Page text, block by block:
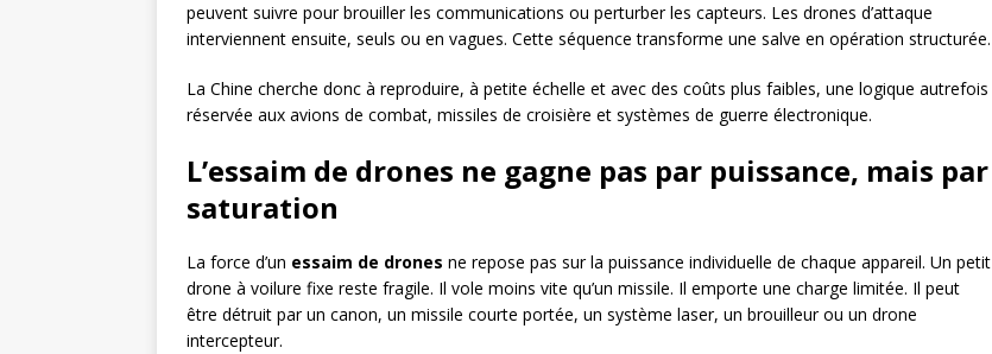
peuvent suivre pour brouiller les communications ou perturber les capteurs. Les drones d’attaque
interviennent ensuite, seuls ou en vagues. Cette séquence transforme une salve en opération structurée.
La Chine cherche donc à reproduire, à petite échelle et avec des coûts plus faibles, une logique autrefois
réservée aux avions de combat, missiles de croisière et systèmes de guerre électronique.
L’essaim de drones ne gagne pas par puissance, mais par
saturation
La force d’un essaim de drones ne repose pas sur la puissance individuelle de chaque appareil. Un petit
drone à voilure fixe reste fragile. Il vole moins vite qu’un missile. Il emporte une charge limitée. Il peut
être détruit par un canon, un missile courte portée, un système laser, un brouilleur ou un drone
intercepteur.